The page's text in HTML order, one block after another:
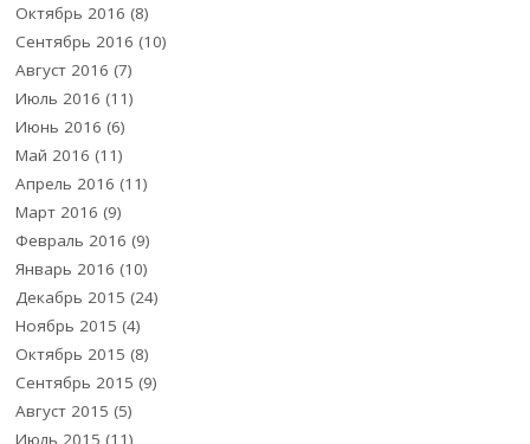
Октябрь 2016 (8)
Сентябрь 2016 (10)
Август 2016 (7)
Июль 2016 (11)
Июнь 2016 (6)
Май 2016 (11)
Апрель 2016 (11)
Март 2016 (9)
Февраль 2016 (9)
Январь 2016 (10)
Декабрь 2015 (24)
Ноябрь 2015 (4)
Октябрь 2015 (8)
Сентябрь 2015 (9)
Август 2015 (5)
Июль 2015 (11)